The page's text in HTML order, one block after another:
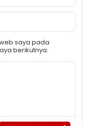
saya pada
berikutnya.